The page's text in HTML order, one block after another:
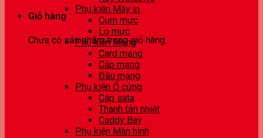
Giỏ hàng
Chưa có sản phẩm trong giỏ hàng.
Phụ kiện Máy in
Cụm mực
Lọ mực
Phụ kiện Mạng
Card mạng
Cáp mạng
Đầu mạng
Phụ kiện Ổ cứng
Cáp sata
Thanh tản nhiệt
Caddy Bay
Phụ kiện Màn hình